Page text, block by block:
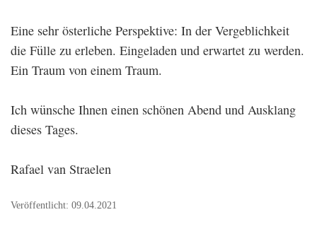
Eine sehr österliche Perspektive: In der Vergeblichkeit
die Fülle zu erleben. Eingeladen und erwartet zu werden.
Ein Traum von einem Traum.
Ich wünsche Ihnen einen schönen Abend und Ausklang
dieses Tages.
Rafael van Straelen
Veröffentlicht: 09.04.2021